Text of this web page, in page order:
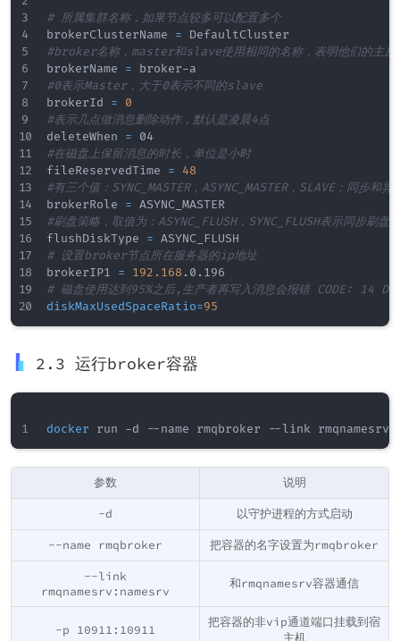
# 所属集群名称，如果节点较多可以配置多个
brokerClusterName =
#broker名称，master和slave使用相同的名称，表明他们的主从
brokerName =
#0表示Master，大于0表示不同的slave
brokerId =
0
#表示几点做消息删除动作，默认是凌晨4点
deleteWhen =
#在磁盘上保留消息的时长，单位是小时
fileReservedTime =
48
#有三个值：SYNC_MASTER，ASYNC_MASTER，SLAVE；同步
brokerRole =
#刷盘策略，取值为：ASYNC_FLUSH，SYNC_FLUSH表示同步刷
flushDiskType =
# 设置broker节点所在服务器的ip地址
brokerIP1 = 192.168
# 磁盘使用达到95%之后,生产者再写入消息会报错
diskMaxUsedSpaceRatio=95
2.3 运行broker容器
docker run -d --name rmqbroker --link
参数 说明
-d 以守护进程的方式启动
--name rmqbroker 把容器的名字设置为rmqbroker
--link
rmqnamesrv:namesrv
和rmqnamesrv容器通信
-p 10911:10911
把容器的非vip通道端口挂载到宿
主机